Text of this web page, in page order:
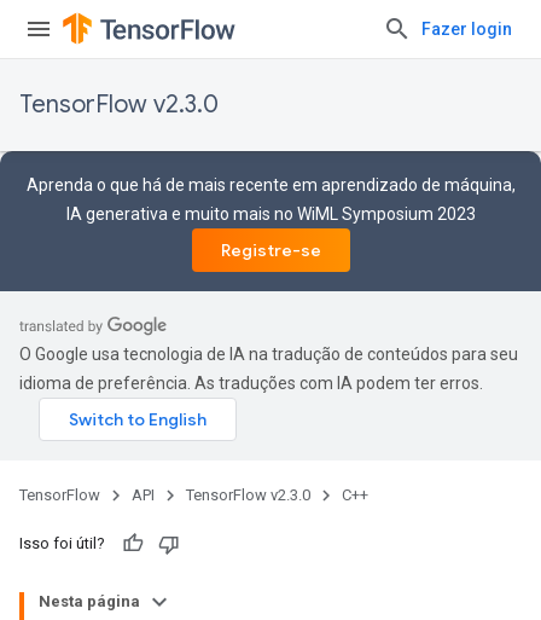
Fazer login
TensorFlow v2.3.0
Aprenda o que há de mais recente em aprendizado de máquina,
IA generativa e muito mais no WiML Symposium 2023
Registre-se
O Google usa tecnologia de IA na tradução de conteúdos para seu
idioma de preferência. As traduções com IA podem ter erros.
TensorFlow API TensorFlow v2.3.0 C++
Isso foi útil?
Nesta página